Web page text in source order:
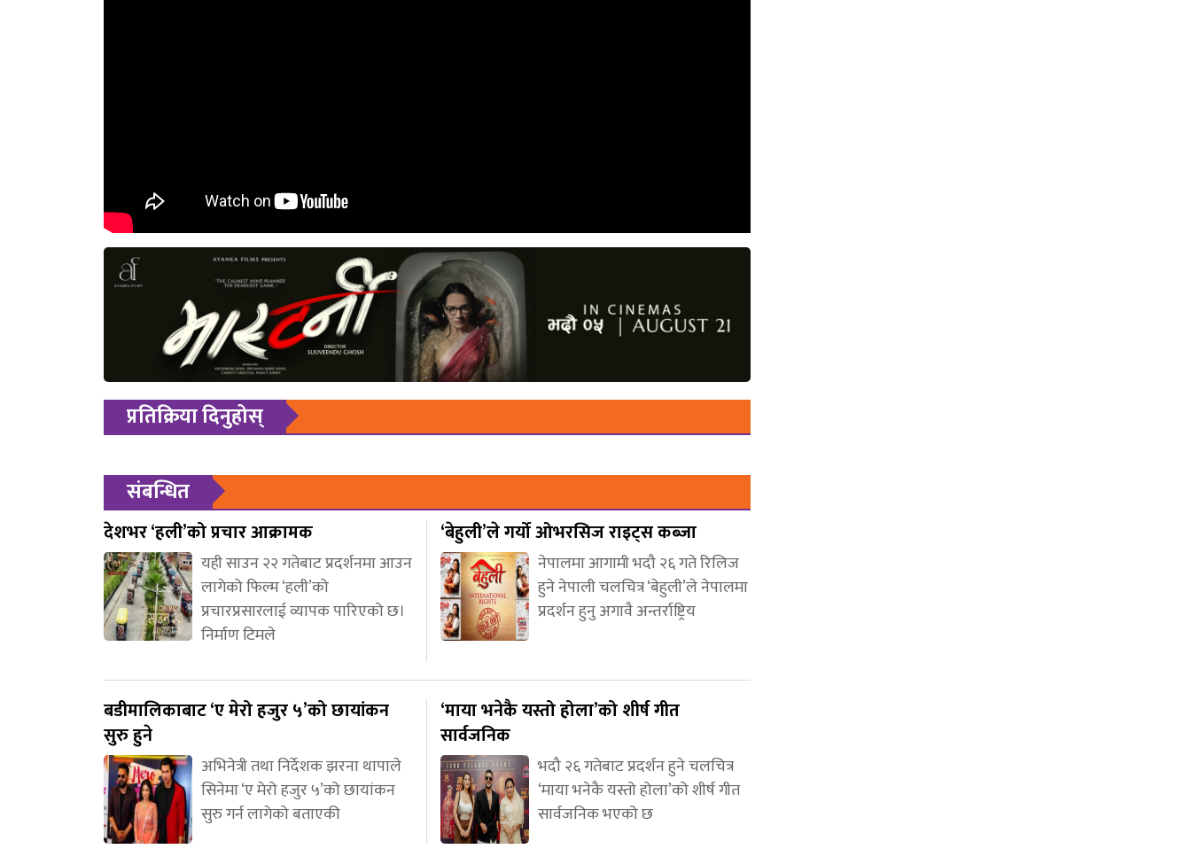
प्रतिक्रिया दिनुहोस्
संबन्धित
देशभर ‘हली’को प्रचार आक्रामक
यही साउन २२ गतेबाट प्रदर्शनमा आउन
लागेको फिल्म ‘हली’को
प्रचारप्रसारलाई व्यापक पारिएको छ।
निर्माण टिमले
‘बेहुली’ले गर्यो ओभरसिज राइट्स कब्जा
नेपालमा आगामी भदौ २६ गते रिलिज
हुने नेपाली चलचित्र ‘बेहुली’ले नेपालमा
प्रदर्शन हुनु अगावै अन्तर्राष्ट्रिय
बडीमालिकाबाट ‘ए मेरो हजुर ५’को छायांकन
सुरु हुने
अभिनेत्री तथा निर्देशक झरना थापाले
सिनेमा ‘ए मेरो हजुर ५’को छायांकन
सुरु गर्न लागेको बताएकी
‘माया भनेकै यस्तो होला’को शीर्ष गीत
सार्वजनिक
भदौ २६ गतेबाट प्रदर्शन हुने चलचित्र
‘माया भनेकै यस्तो होला’को शीर्ष गीत
सार्वजनिक भएको छ